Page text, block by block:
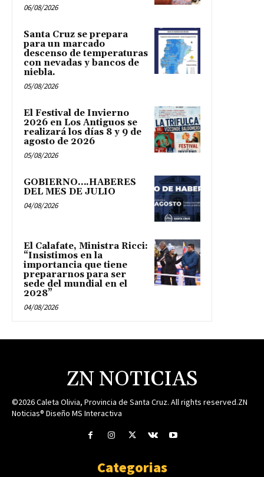
06/08/2026
Santa Cruz se prepara
para un marcado
descenso de temperaturas
con nevadas y bancos de
niebla.
05/08/2026
El Festival de Invierno
2026 en Los Antiguos se
realizará los días 8 y 9 de
agosto de 2026
05/08/2026
GOBIERNO….HABERES
DEL MES DE JULIO
04/08/2026
El Calafate, Ministra Ricci:
“Insistimos en la
importancia que tiene
prepararnos para ser
sede del mundial en el
2028”
04/08/2026
ZN NOTICIAS
©2026 Caleta Olivia, Provincia de Santa Cruz. All rights reserved.ZN
Noticias® Diseño MS Interactiva
Categorias